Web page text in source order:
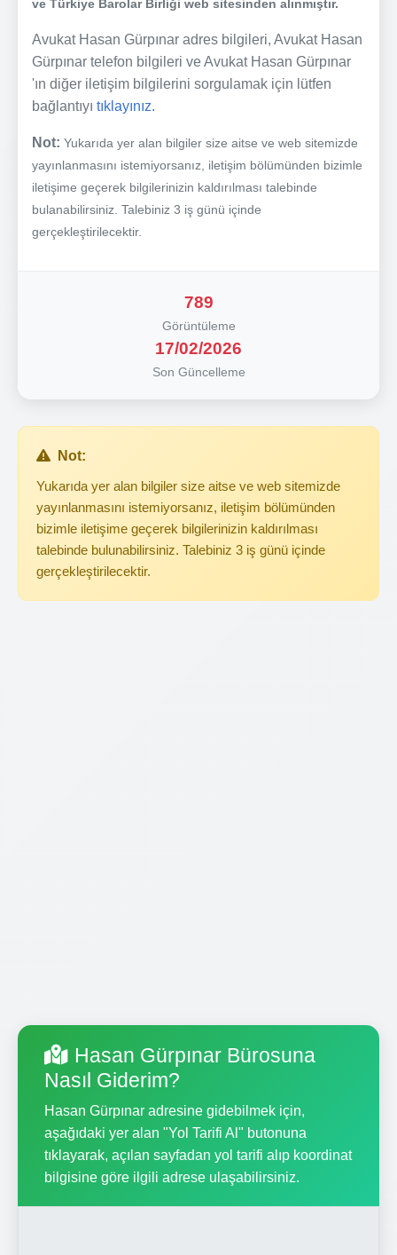
ve Türkiye Barolar Birliği web sitesinden alınmıştır.
Avukat Hasan Gürpınar adres bilgileri, Avukat Hasan
Gürpınar telefon bilgileri ve Avukat Hasan Gürpınar
'ın diğer iletişim bilgilerini sorgulamak için lütfen
bağlantıyı tıklayınız.
Not: Yukarıda yer alan bilgiler size aitse ve web sitemizde
yayınlanmasını istemiyorsanız, iletişim bölümünden bizimle
iletişime geçerek bilgilerinizin kaldırılması talebinde
bulanabilirsiniz. Talebiniz 3 iş günü içinde
gerçekleştirilecektir.
789
Görüntüleme
17/02/2026
Son Güncelleme
Not:
Yukarıda yer alan bilgiler size aitse ve web sitemizde
yayınlanmasını istemiyorsanız, iletişim bölümünden
bizimle iletişime geçerek bilgilerinizin kaldırılması
talebinde bulunabilirsiniz. Talebiniz 3 iş günü içinde
gerçekleştirilecektir.
Hasan Gürpınar Bürosuna
Nasıl Giderim?
Hasan Gürpınar adresine gidebilmek için,
aşağıdaki yer alan "Yol Tarifi Al" butonuna
tıklayarak, açılan sayfadan yol tarifi alıp koordinat
bilgisine göre ilgili adrese ulaşabilirsiniz.